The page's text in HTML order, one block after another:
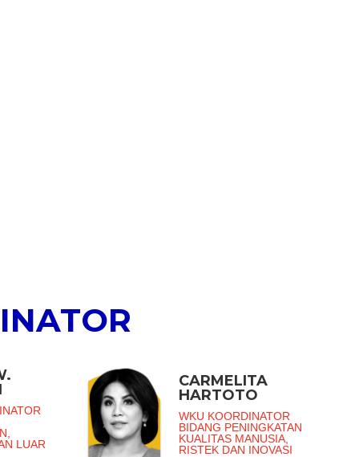
LUAR
CARMELITA
HARTOTO
WKU KOORDINATOR
BIDANG PENINGKATAN
KUALITAS MANUSIA,
RISTEK DAN INOVASI